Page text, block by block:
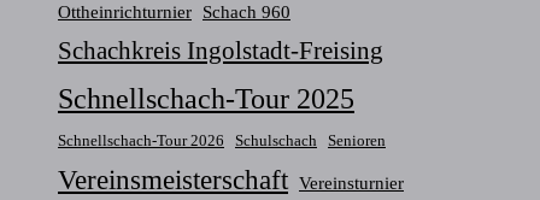
Ottheinrichturnier Schach 960
Schachkreis Ingolstadt-Freising
Schnellschach-Tour 2025
Schnellschach-Tour 2026 Schulschach Senioren
Vereinsmeisterschaft Vereinsturnier